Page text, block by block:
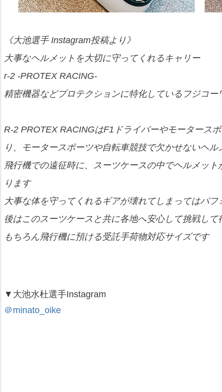
《大池選手 Instagram投稿より》
大事なヘルメットを大切に守ってくれるキャリー
r-2 -PROTEX RACING-
精密機器などプロテクションに特化しているフジコ
R-2 PROTEX RACINGはF1ドライバーやモータース
り、モータースポーツや自転車競技で欠かせないヘ
飛行機での遠征時に、スーツケースの中でヘルメッ
ります
大事な体を守ってくれるギアが壊れてしまってはパ
後はこのスーツケースと共に各地へ安心して挑戦して
もちろん飛行機に預ける受託手荷物対応サイズです
▼大池水杜選手Instagram
＠minato_oike